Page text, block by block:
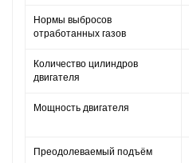
Нормы выбросов
отработанных газов
Количество цилиндров
двигателя
Мощность двигателя
Преодолеваемый подъём